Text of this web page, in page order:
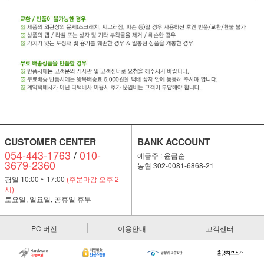
CUSTOMER CENTER
054-443-1763 /010-
3679-2360
평일 10:00 ~ 17:00 (주문마감 오후 2
시)
토요일, 일요일, 공휴일 휴무
BANK ACCOUNT
예금주 : 윤금순
농협 302-0081-6868-21
PC 버전 이용안내 고객센터